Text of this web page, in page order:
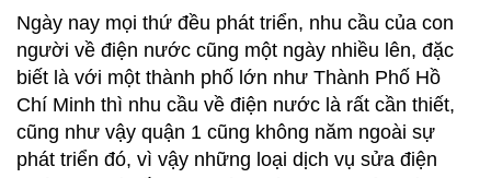
Ngày nay mọi thứ đều phát triển, nhu cầu của con
người về điện nước cũng một ngày nhiều lên, đặc
biết là với một thành phố lớn như Thành Phố Hồ
Chí Minh thì nhu cầu về điện nước là rất cần thiết,
cũng như vậy quận 1 cũng không năm ngoài sự
phát triển đó, vì vậy những loại dịch vụ sửa điện